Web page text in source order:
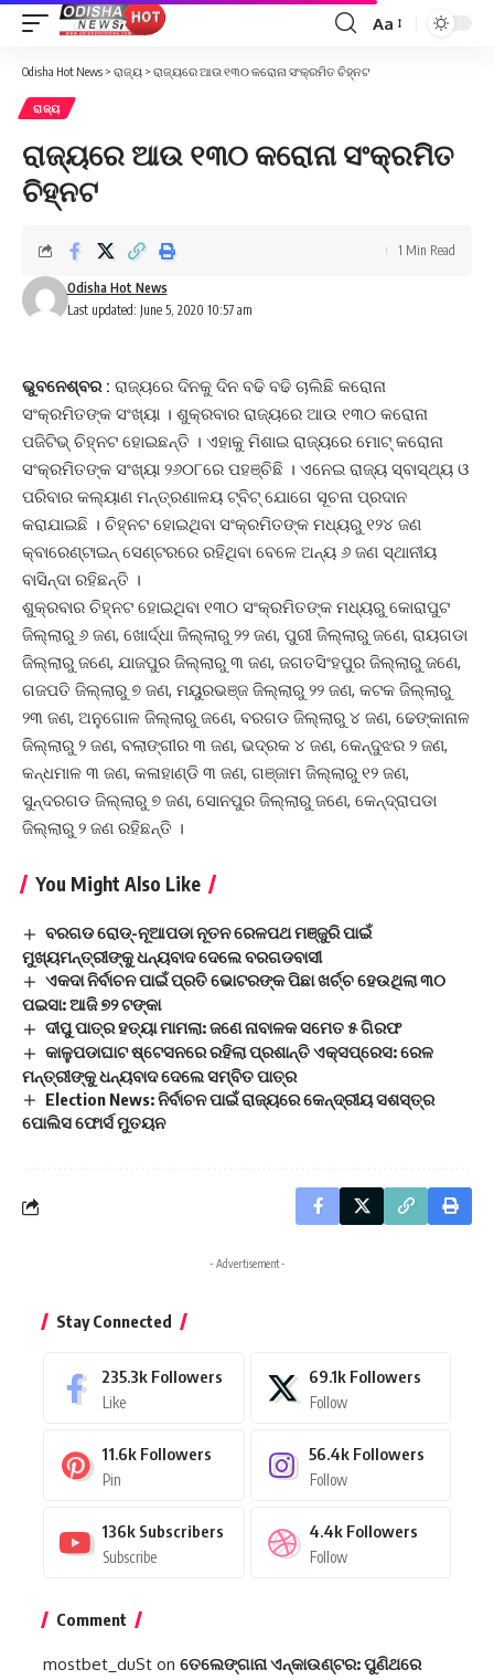
Font
Aa
Odisha Hot News > ରାଜ୍ୟ > ରାଜ୍ୟରେ ଆଉ ୧୩୦ କରୋନା ସଂକ୍ରମିତ ଚିହ୍ନଟ
ରାଜ୍ୟ
ରାଜ୍ୟରେ ଆଉ ୧୩୦ କରୋନା ସଂକ୍ରମିତ
ଚିହ୍ନଟ
Last updated: June 5, 2020 10:57 am
Odisha Hot News
1 Min Read
ଭୁବନେଶ୍ବର : ରାଜ୍ୟରେ ଦିନକୁ ଦିନ ବଢି ବଢି ଚାଲିଛି କରୋନା
ସଂକ୍ରମିତଙ୍କ ସଂଖ୍ୟା । ଶୁକ୍ରବାର ରାଜ୍ୟରେ ଆଉ ୧୩୦ କରୋନା
ପଜିଟିଭ୍ ଚିହ୍ନଟ ହୋଇଛନ୍ତି । ଏହାକୁ ମିଶାଇ ରାଜ୍ୟରେ ମୋଟ୍ କରୋନା
ସଂକ୍ରମିତଙ୍କ ସଂଖ୍ୟା ୨୬୦୮ରେ ପହଞ୍ଚିଛି । ଏନେଇ ରାଜ୍ୟ ସ୍ବାସ୍ଥ୍ୟ ଓ
ପରିବାର କଲ୍ୟାଣ ମନ୍ତ୍ରଣାଳୟ ଟ୍ବିଟ୍ ଯୋଗେ ସୂଚନା ପ୍ରଦାନ
କରାଯାଇଛି । ଚିହ୍ନଟ ହୋଇଥିବା ସଂକ୍ରମିତଙ୍କ ମଧ୍ୟରୁ ୧୨୪ ଜଣ
କ୍ବାରେଣ୍ଟାଇନ୍ ସେଣ୍ଟରରେ ରହିଥିବା ବେଳେ ଅନ୍ୟ ୬ ଜଣ ସ୍ଥାନୀୟ
ବାସିନ୍ଦା ରହିଛନ୍ତି ।
ଶୁକ୍ରବାର ଚିହ୍ନଟ ହୋଇଥିବା ୧୩୦ ସଂକ୍ରମିତଙ୍କ ମଧ୍ୟରୁ କୋରାପୁଟ
ଜିଲ୍ଲାରୁ ୬ ଜଣ, ଖୋର୍ଦ୍ଧା ଜିଲ୍ଲାରୁ ୨୨ ଜଣ, ପୁରୀ ଜିଲ୍ଲାରୁ ଜଣେ, ରାୟଗଡା
ଜିଲ୍ଲାରୁ ଜଣେ, ଯାଜପୁର ଜିଲ୍ଲାରୁ ୩ ଜଣ, ଜଗତସିଂହପୁର ଜିଲ୍ଲାରୁ ଜଣେ,
ଗଜପତି ଜିଲ୍ଲାରୁ ୭ ଜଣ, ମୟୁରଭଞ୍ଜ ଜିଲ୍ଲାରୁ ୨୨ ଜଣ, କଟକ ଜିଲ୍ଲାରୁ
୨୩ ଜଣ, ଅନୁଗୋଳ ଜିଲ୍ଲାରୁ ଜଣେ, ବରଗଡ ଜିଲ୍ଲାରୁ ୪ ଜଣ, ଢେଙ୍କାନାଳ
ଜିଲ୍ଲାରୁ ୨ ଜଣ, ବଲାଙ୍ଗୀର ୩ ଜଣ, ଭଦ୍ରକ ୪ ଜଣ, କେନ୍ଦୁଝର ୨ ଜଣ,
କନ୍ଧମାଳ ୩ ଜଣ, କଳାହାଣ୍ଡି ୩ ଜଣ, ଗଞ୍ଜାମ ଜିଲ୍ଲାରୁ ୧୨ ଜଣ,
ସୁନ୍ଦରଗଡ ଜିଲ୍ଲାରୁ ୭ ଜଣ, ସୋନପୁର ଜିଲ୍ଲାରୁ ଜଣେ, କେନ୍ଦ୍ରାପଡା
ଜିଲ୍ଲାରୁ ୨ ଜଣ ରହିଛନ୍ତି ।
You Might Also Like
ବରଗଡ ରୋଡ୍-ନୂଆପଡା ନୂତନ ରେଳପଥ ମଞ୍ଜୁରି ପାଇଁ
ମୁଖ୍ୟମନ୍ତ୍ରୀଙ୍କୁ ଧନ୍ୟବାଦ ଦେଲେ ବରଗଡବାସୀ
ଏକଦା ନିର୍ବାଚନ ପାଇଁ ପ୍ରତି ଭୋଟରଙ୍କ ପିଛା ଖର୍ଚ୍ଚ ହେଉଥିଲା ୩୦
ପଇସା: ଆଜି ୭୨ ଟଙ୍କା
ଦୀପୁ ପାତ୍ର ହତ୍ୟା ମାମଲା: ଜଣେ ନାବାଳକ ସମେତ ୫ ଗିରଫ
କାଳୁପଡାଘାଟ ଷ୍ଟେସନରେ ରହିଲା ପ୍ରଶାନ୍ତି ଏକ୍ସପ୍ରେସ: ରେଳ
ମନ୍ତ୍ରୀଙ୍କୁ ଧନ୍ୟବାଦ ଦେଲେ ସମ୍ବିତ ପାତ୍ର
Election News: ନିର୍ବାଚନ ପାଇଁ ରାଜ୍ୟରେ କେନ୍ଦ୍ରୀୟ ସଶସ୍ତ୍ର
ପୋଲିସ ଫୋର୍ସ ମୁତୟନ
- Advertisement -
Stay Connected
235.3k Followers
Like
69.1k Followers
Follow
11.6k Followers
Pin
56.4k Followers
Follow
136k Subscribers
Subscribe
4.4k Followers
Follow
Comment
mostbet_duSt on ତେଲେଙ୍ଗାନା ଏନ୍‌କାଉଣ୍ଟର: ପୁଣିଥରେ